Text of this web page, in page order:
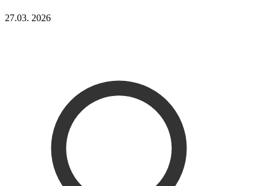
27.03. 2026